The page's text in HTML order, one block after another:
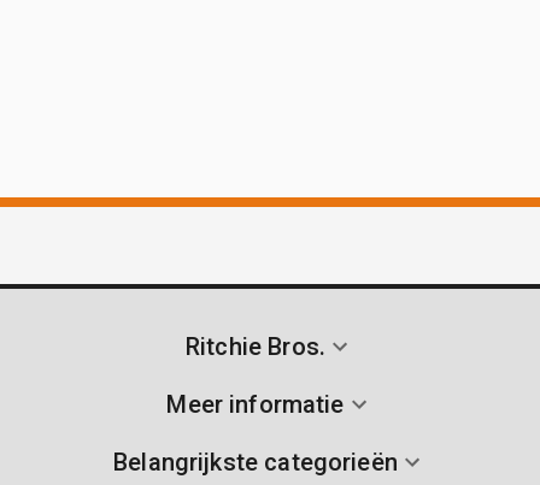
Ritchie Bros.
Meer informatie
Belangrijkste categorieën